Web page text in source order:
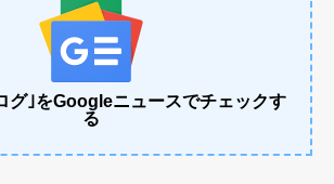
グ｣をGoogleニュースでチェックす
る